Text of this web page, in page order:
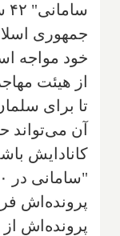
جمهوری
خود مواجه
از هیئت
تا برای
آن
کانادایش
پرونده‌اش